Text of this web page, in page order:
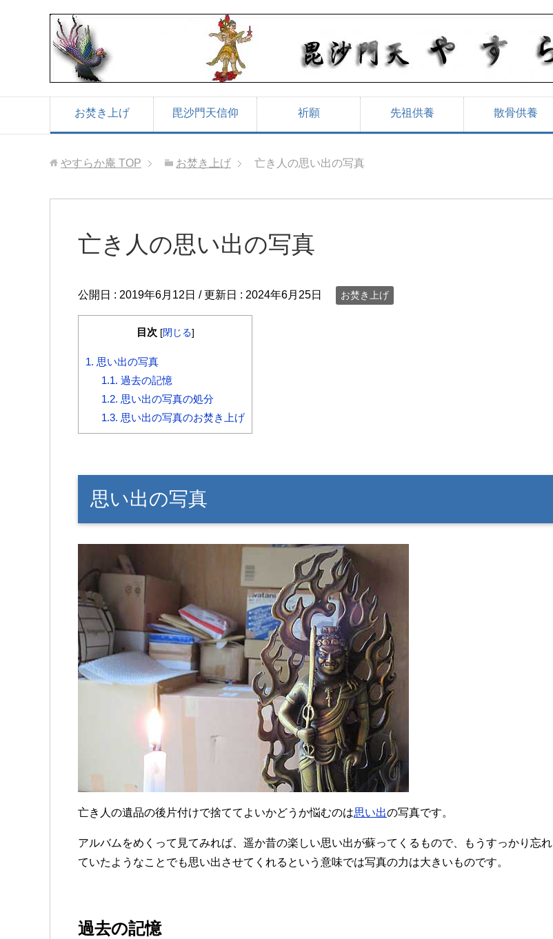
お焚き上げ 毘沙門天信仰 祈願 先祖供養 散骨供養
やすらか庵 TOP お焚き上げ 亡き人の思い出の写真
亡き人の思い出の写真
公開日 : 2019年6月12日 / 更新日 : 2024年6月25日 お焚き上げ
目次 [閉じる]
1. 思い出の写真
1.1. 過去の記憶
1.2. 思い出の写真の処分
1.3. 思い出の写真のお焚き上げ
思い出の写真
亡き人の遺品の後片付けで捨ててよいかどうか悩むのは思い出の写真です。
アルバムをめくって見てみれば、遥か昔の楽しい思い出が蘇ってくるもので、もうすっかり忘れ
ていたようなことでも思い出させてくれるという意味では写真の力は大きいものです。
過去の記憶